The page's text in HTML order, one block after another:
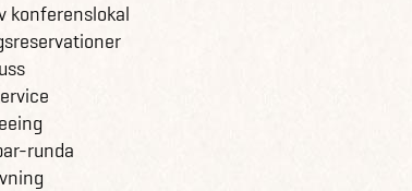
konferenslokal
runda